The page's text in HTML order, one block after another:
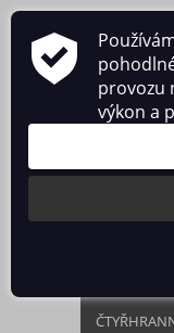
provozu
výkon a